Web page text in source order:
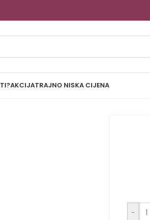
AKCIJATRAJNO NISKA CIJENA
-